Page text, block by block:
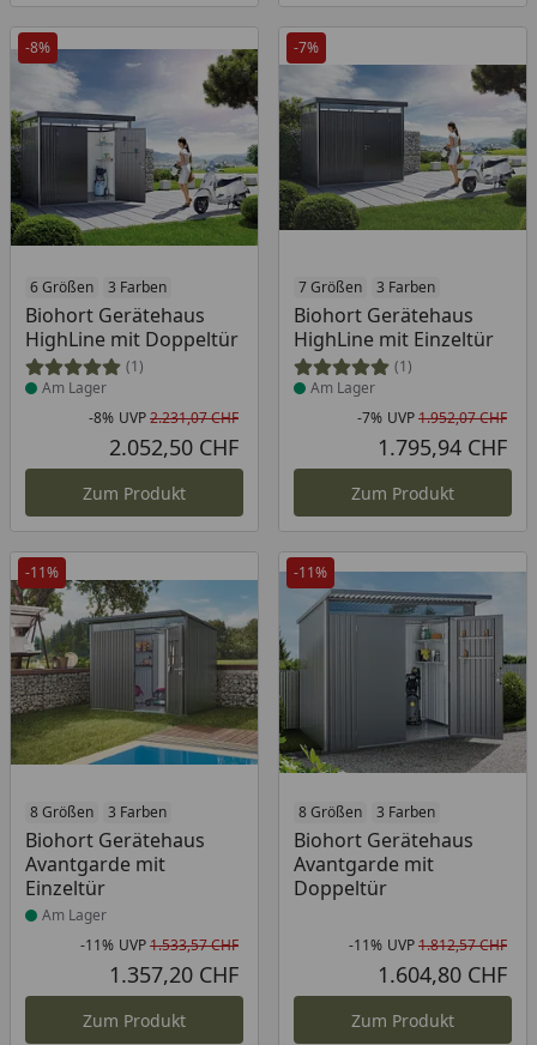
-8%
6 Größen 3 Farben
Biohort Gerätehaus
HighLine mit Doppeltür
(1)
Produkt am Lager
Am Lager
Rabatt in Prozent
-8%
Ursprünglicher Preis
UVP2.231,07 CHF
2.052,50 CHF
Zum Produkt
-7%
7 Größen 3 Farben
Biohort Gerätehaus
HighLine mit Einzeltür
(1)
Produkt am Lager
Am Lager
-7% UVP1.952,07 CHF
1.795,94 CHF
Zum Produkt
-11%
8 Größen 3 Farben
Biohort Gerätehaus
Avantgarde mit
Einzeltür
Produkt am Lager
Am Lager
Rabatt in Prozent
-11%
Ursprünglicher Preis
UVP1.533,57 CHF
1.357,20 CHF
Zum Produkt
-11%
8 Größen 3 Farben
Biohort Gerätehaus
Avantgarde mit
Doppeltür
-11% UVP1.812,57 CHF
1.604,80 CHF
Zum Produkt